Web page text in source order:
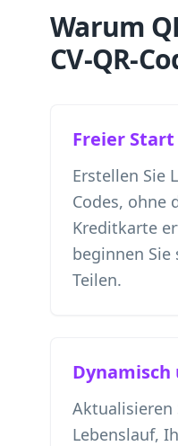
Warum
CV-QR-
Freier Start
Erstellen Sie
Codes, ohne
Kreditkarte
beginnen
Teilen.
Aktualisieren
Lebenslauf,